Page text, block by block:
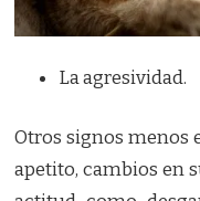
La agresividad.
Otros signos menos
apetito, cambios en